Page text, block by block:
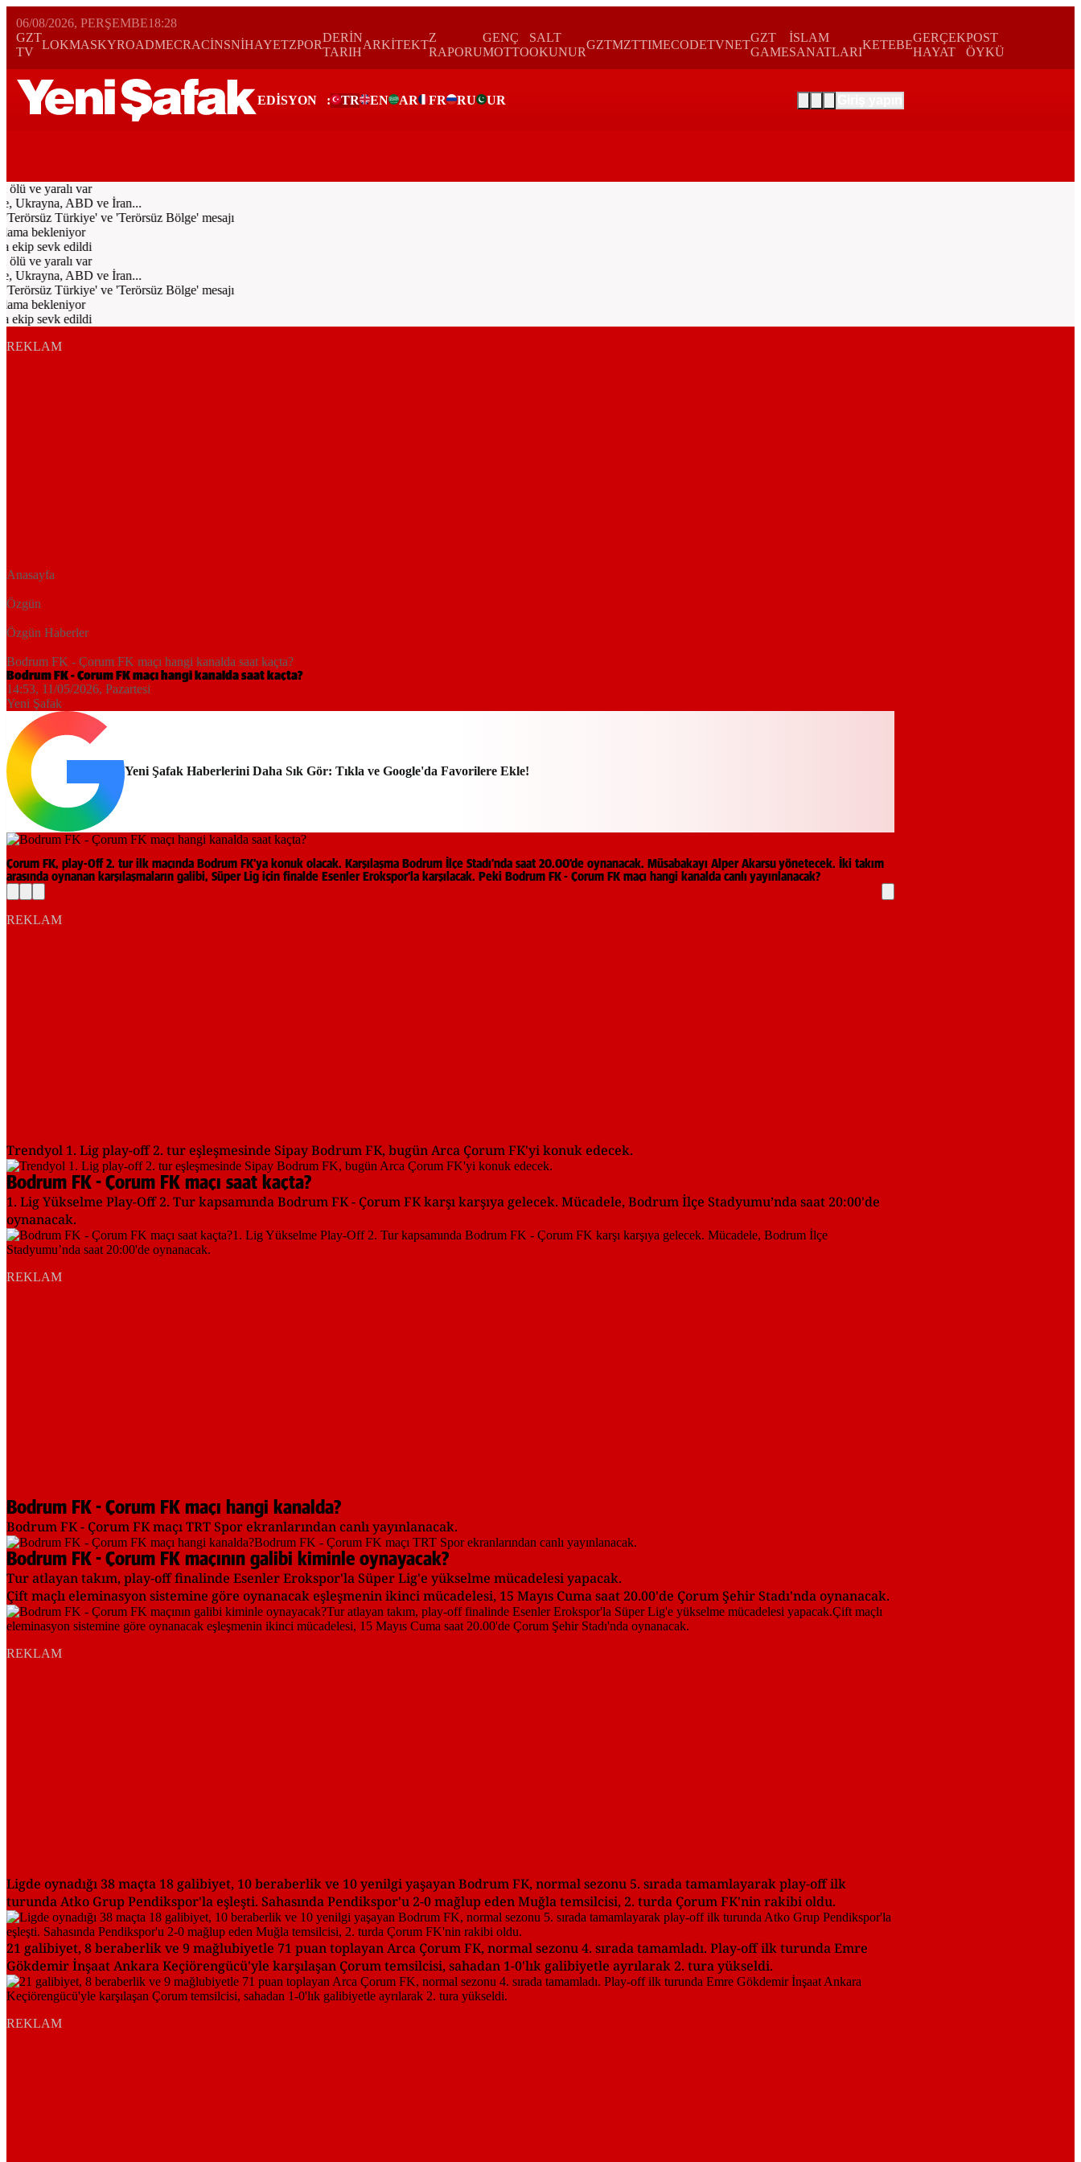
06/08/2026, PERŞEMBE18:28
GZT
TV
LOKMASKYROADMECRACİNSNİHAYETZPOR
DERİN
TARIH
ARKİTEKT
Z
RAPORU
GENÇ
MOTTO
SALT
OKUNUR
GZTMZTTIMECODETVNET
GZT
GAME
İSLAM
SANATLARI
KETEBE
GERÇEK
HAYAT
POST
ÖYKÜ
EDİSYON : TR EN AR FR RU UR
ve yaralı var
Ukrayna, ABD ve İran...
Türkiye' ve 'Terörsüz Bölge' mesajı
bekleniyor
sevk edildi
ve yaralı var
Ukrayna, ABD ve İran...
Türkiye' ve 'Terörsüz Bölge' mesajı
bekleniyor
sevk edildi
REKLAM
Anasayfa
Özgün
Özgün Haberler
Bodrum FK - Çorum FK maçı hangi kanalda saat kaçta?
Bodrum FK - Çorum FK maçı hangi kanalda saat kaçta?
14:53, 11/05/2026, Pazartesi
Yeni Şafak
Yeni Şafak Haberlerini Daha Sık Gör: Tıkla ve Google'da Favorilere Ekle!
Çorum FK, play-Off 2. tur ilk maçında Bodrum FK’ya konuk olacak. Karşılaşma Bodrum İlçe Stadı’nda saat 20.00’de oynanacak. Müsabakayı Alper Akarsu yönetecek. İki takım
arasında oynanan karşılaşmaların galibi, Süper Lig için finalde Esenler Erokspor’la karşılacak. Peki Bodrum FK - Çorum FK maçı hangi kanalda canlı yayınlanacak?
REKLAM
Trendyol 1. Lig play-off 2. tur eşleşmesinde Sipay Bodrum FK, bugün Arca Çorum FK'yi konuk edecek.
Bodrum FK - Çorum FK maçı saat kaçta?
1. Lig Yükselme Play-Off 2. Tur kapsamında Bodrum FK - Çorum FK karşı karşıya gelecek. Mücadele, Bodrum İlçe Stadyumu’nda saat 20:00'de
oynanacak.
REKLAM
Bodrum FK - Çorum FK maçı hangi kanalda?
Bodrum FK - Çorum FK maçı TRT Spor ekranlarından canlı yayınlanacak.
Bodrum FK - Çorum FK maçının galibi kiminle oynayacak?
Tur atlayan takım, play-off finalinde Esenler Erokspor'la Süper Lig'e yükselme mücadelesi yapacak.
Çift maçlı eleminasyon sistemine göre oynanacak eşleşmenin ikinci mücadelesi, 15 Mayıs Cuma saat 20.00'de Çorum Şehir Stadı'nda oynanacak.
REKLAM
Ligde oynadığı 38 maçta 18 galibiyet, 10 beraberlik ve 10 yenilgi yaşayan Bodrum FK, normal sezonu 5. sırada tamamlayarak play-off ilk
turunda Atko Grup Pendikspor'la eşleşti. Sahasında Pendikspor'u 2-0 mağlup eden Muğla temsilcisi, 2. turda Çorum FK'nin rakibi oldu.
21 galibiyet, 8 beraberlik ve 9 mağlubiyetle 71 puan toplayan Arca Çorum FK, normal sezonu 4. sırada tamamladı. Play-off ilk turunda Emre
Gökdemir İnşaat Ankara Keçiörengücü'yle karşılaşan Çorum temsilcisi, sahadan 1-0'lık galibiyetle ayrılarak 2. tura yükseldi.
REKLAM